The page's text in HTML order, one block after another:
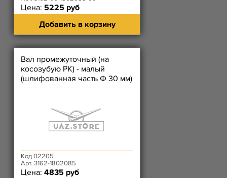
Цена: 5225 руб
Добавить в корзину
Вал промежуточный (на
косозубую РК) - малый
(шлифованная часть Ф 30 мм)
Код 02205
Арт. 3162-1802085
Цена: 4835 руб